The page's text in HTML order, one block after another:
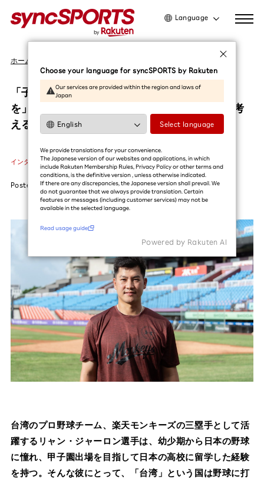
Language
日本語
简体中文
ホーム
「子どもたちにもっと、選手と触れ合う時間
を」。楽天モンキーズのリャン・ジャーロンが考
える台湾野球の成長に欠かせないこと
インタビュー #梁家榮 #楽天モンキーズ #野球
Posted 2025.11.18
台湾のプロ野球チーム、楽天モンキーズの三塁手として活
躍するリャン・ジャーロン選手は、幼少期から日本の野球
に憧れ、甲子園出場を目指して日本の高校に留学した経験
を持つ。そんな彼にとって、「台湾」という国は野球に打
Choose your language for syncSPORTS by Rakuten
Our services are provided within the region and laws of
Japan
Select language
We provide translations for your convenience.
The Japanese version of our websites and applications, in which
include Rakuten Membership Rules, Privacy Policy or other terms and
conditions, is the definitive version , unless otherwise indicated.
If there are any discrepancies, the Japanese version shall prevail. We
do not guarantee that we always provide translation. Certain
features or messages (including customer services) may not be
available in the selected language.​
Read usage guide
Powered by Rakuten Al
利用ガイドを読む